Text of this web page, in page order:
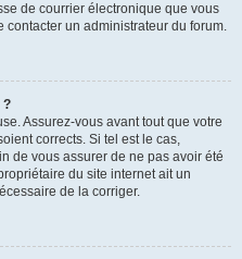
de courrier électronique que vous
contacter un administrateur du forum.
?
Assurez-vous avant tout que votre
corrects. Si tel est le cas,
de vous assurer de ne pas avoir été
du site internet ait un
de la corriger.